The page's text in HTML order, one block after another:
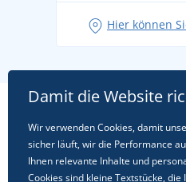
Hier können
Damit die Website
Wir verwenden Cookies, damit
sicher läuft, wir die Performance
Ihnen relevante Inhalte und
Cookiessind kleine Textstücke,